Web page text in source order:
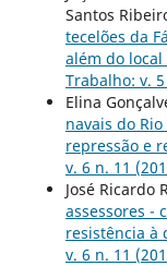
Santos
tecelões da
além do
Trabalho: v.
Elina
navais do
repressão e
v. 6 n. 11
José Ricardo
assessores -
resistência à
v. 6 n. 11